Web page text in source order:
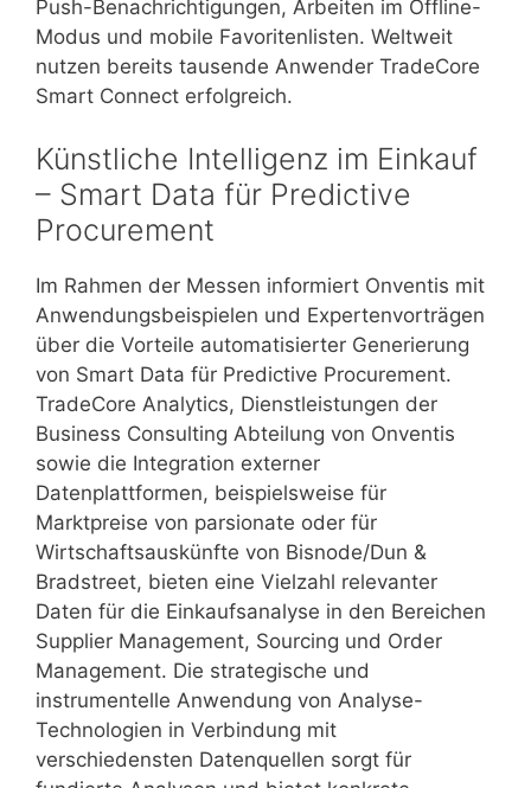
Push-Benachrichtigungen, Arbeiten im Offline-
Modus und mobile Favoritenlisten. Weltweit
nutzen bereits tausende Anwender TradeCore
Smart Connect erfolgreich.
Künstliche Intelligenz im Einkauf
– Smart Data für Predictive
Procurement
Im Rahmen der Messen informiert Onventis mit
Anwendungsbeispielen und Expertenvorträgen
über die Vorteile automatisierter Generierung
von Smart Data für Predictive Procurement.
TradeCore Analytics, Dienstleistungen der
Business Consulting Abteilung von Onventis
sowie die Integration externer
Datenplattformen, beispielsweise für
Marktpreise von parsionate oder für
Wirtschaftsauskünfte von Bisnode/Dun &
Bradstreet, bieten eine Vielzahl relevanter
Daten für die Einkaufsanalyse in den Bereichen
Supplier Management, Sourcing und Order
Management. Die strategische und
instrumentelle Anwendung von Analyse-
Technologien in Verbindung mit
verschiedensten Datenquellen sorgt für